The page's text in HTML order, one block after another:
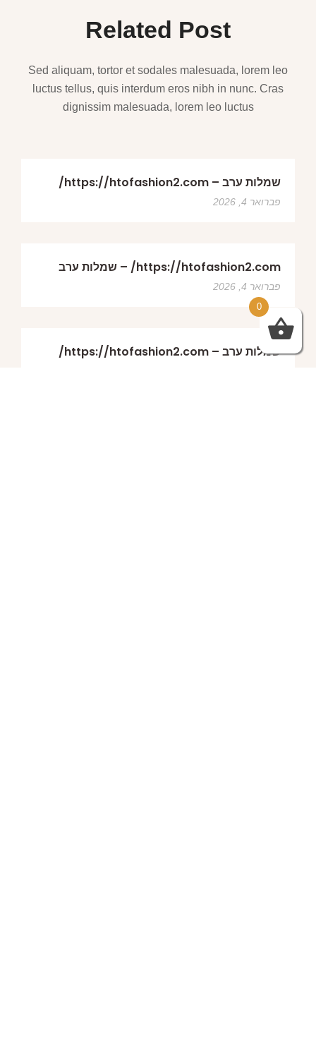
Related Post
Sed aliquam, tortor et sodales malesuada, lorem leo
luctus tellus, quis interdum eros nibh in nunc. Cras
dignissim malesuada, lorem leo luctus
שמלות ערב – https://htofashion2.com/
פברואר 4, 2026
https://htofashion2.com/ – שמלות ערב
פברואר 4, 2026
שמלות ערב – https://htofashion2.com/
0